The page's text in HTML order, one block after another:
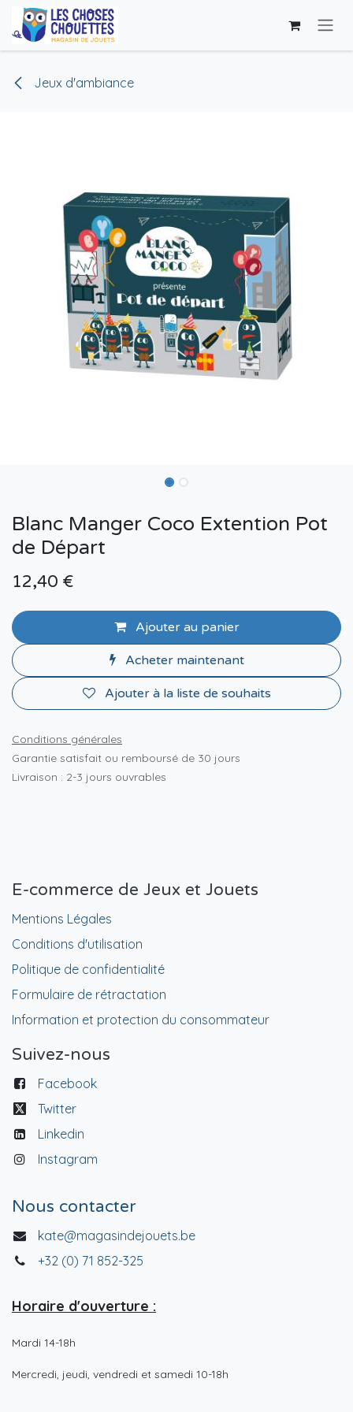
Se rendre au contenu
Jeux d'ambiance
Blanc Manger Coco Extention Pot
de Départ
12,40 €
Ajouter au panier
Acheter maintenant
Ajouter à la liste de souhaits
Conditions générales
Garantie satisfait ou remboursé de 30 jours
Livraison : 2-3 jours ouvrables
E-commerce de Jeux et Jouets
Mentions Légales
Conditions d'utilisation
Politique de confidentialité
Formulaire de rétractation
Information et protection du consommateur
Suivez-nous
Facebook
Twitter
Linkedin
Instagram
Nous contacter
kate@magasindejouets.be
+32 (0) 71 852-325
Horaire d'ouverture :
Mardi 14-18h
Mercredi, jeudi, vendredi et samedi 10-18h